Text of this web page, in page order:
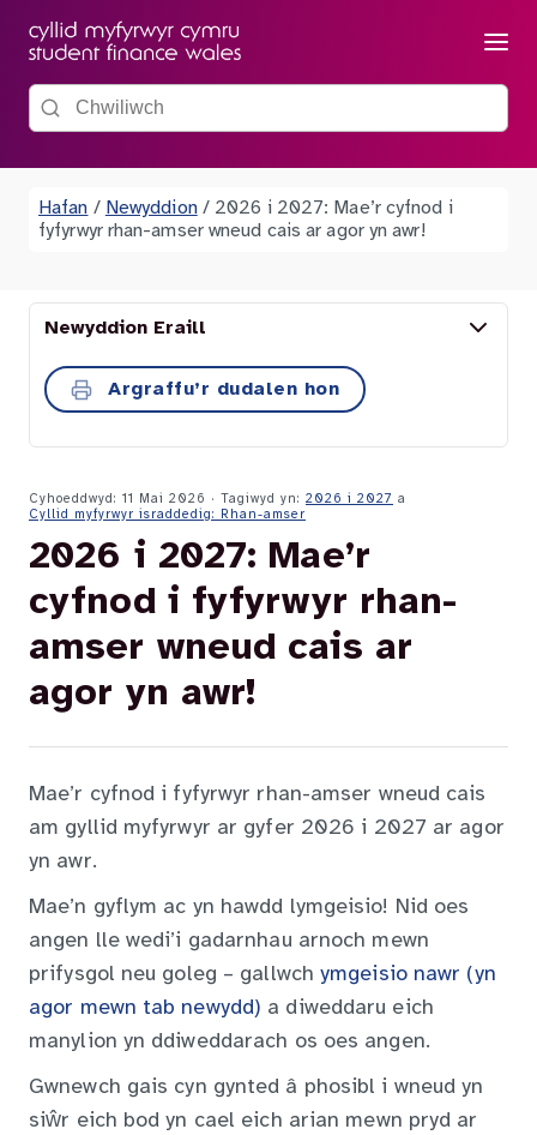
Chwiliwch y wefan
Hafan / Newyddion / 2026 i 2027: Mae’r cyfnod i
fyfyrwyr rhan-amser wneud cais ar agor yn awr!
Newyddion Eraill
Argraffu’r dudalen hon
Cyhoeddwyd: 11 Mai 2026 · Tagiwyd yn: 2026 i 2027 a
Cyllid myfyrwyr israddedig: Rhan-amser
2026 i 2027: Mae’r
cyfnod i fyfyrwyr rhan-
amser wneud cais ar
agor yn awr!
Mae’r cyfnod i fyfyrwyr rhan-amser wneud cais
am gyllid myfyrwyr ar gyfer 2026 i 2027 ar agor
yn awr.
Mae’n gyflym ac yn hawdd lymgeisio! Nid oes
angen lle wedi’i gadarnhau arnoch mewn
prifysgol neu goleg – gallwchymgeisio nawr (yn
agor mewn tab newydd) a diweddaru eich
manylion yn ddiweddarach os oes angen.
Gwnewch gais cyn gynted â phosibl i wneud yn
siŵr eich bod yn cael eich arian mewn pryd ar